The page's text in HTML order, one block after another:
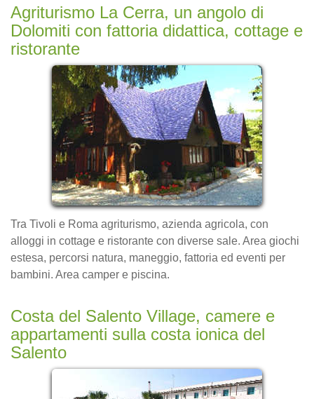
Agriturismo La Cerra, un angolo di
Dolomiti con fattoria didattica, cottage e
ristorante
Tra Tivoli e Roma agriturismo, azienda agricola, con
alloggi in cottage e ristorante con diverse sale. Area giochi
estesa, percorsi natura, maneggio, fattoria ed eventi per
bambini. Area camper e piscina.
Costa del Salento Village, camere e
appartamenti sulla costa ionica del
Salento